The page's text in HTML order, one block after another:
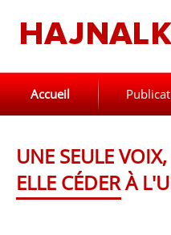
Accueil
UNE SEULE
ELLE CÉDER À